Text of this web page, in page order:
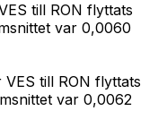
till RON flyttats
var 0,0060
till RON flyttats
var 0,0062